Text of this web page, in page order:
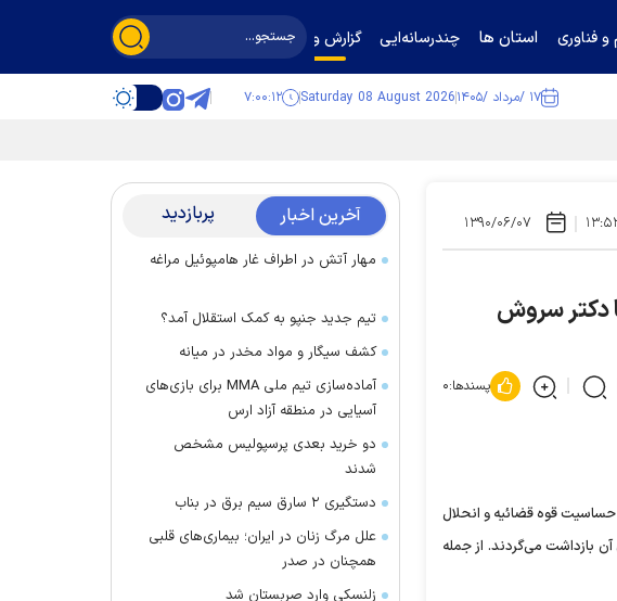
و فناوری استان ها چندرسانه‌ایی گزارش و گفت‌وگو
۱۷ /مرداد /۱۴۰۵ Saturday 08 August 2026 ۷:۰۰:۱۳
۱۳۹۰/۰۶/۰۷
دکتر سروش
پسندها:۰
قوه قضائیه و انحلال
بازداشت می‌گردند. از جمله
آخرین اخبار پربازدید
مهار آتش در اطراف غار هامپوئیل مراغه
تیم جدید جنپو به کمک استقلال آمد؟
کشف سیگار و مواد مخدر در میانه
آماده‌سازی تیم ملی MMA برای بازی‌های
آسیایی در منطقه آزاد ارس
دو خرید بعدی پرسپولیس مشخص
شدند
دستگیری ۲ سارق سیم برق در بناب
علل مرگ زنان در ایران؛ بیماری‌های قلبی
همچنان در صدر
زلنسکی وارد صربستان شد